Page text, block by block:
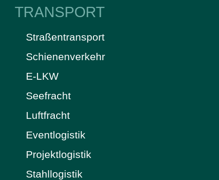
TRANSPORT
Straßentransport
Schienenverkehr
E-LKW
Seefracht
Luftfracht
Eventlogistik
Projektlogistik
Stahllogistik